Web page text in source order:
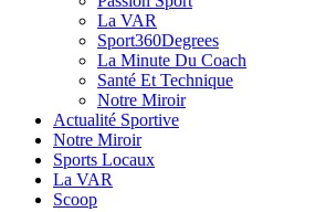
La VAR
Sport360Degrees
La Minute Du Coach
Santé Et Technique
Notre Miroir
Actualité Sportive
Notre Miroir
Sports Locaux
La VAR
Scoop